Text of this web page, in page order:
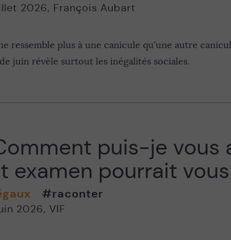
2026, François Aubart
ressemble plus à une canicule qu'une autre
juin révèle surtout les inégalités sociales.
puis-je vous
examen pourrait
#raconter
2026, VIF